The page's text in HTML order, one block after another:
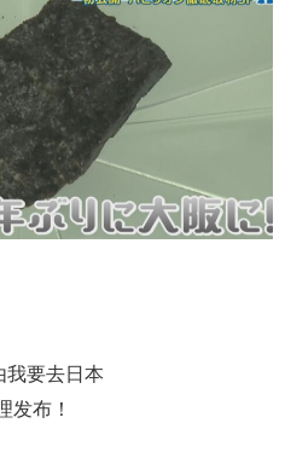
我要去日本
发布！